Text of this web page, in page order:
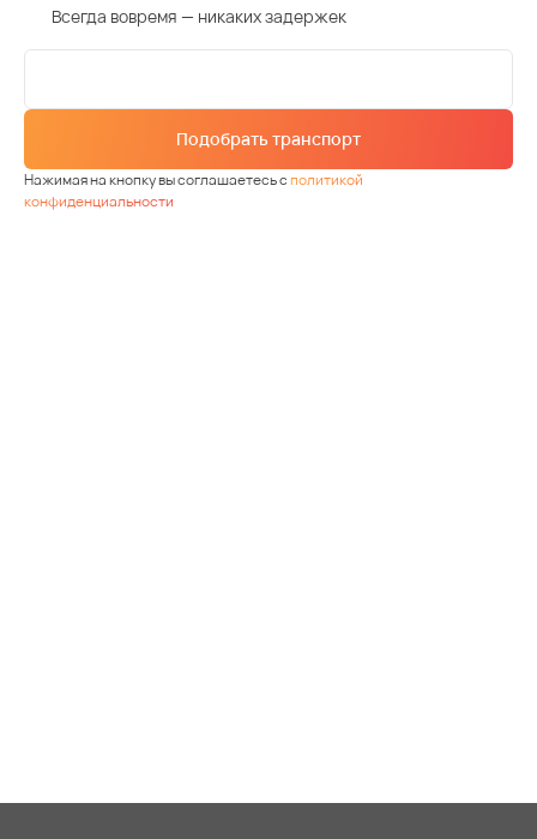
Всегда вовремя — никаких задержек
Подобрать транспорт
Нажимая на кнопку вы соглашаетесь сполитикой
конфиденциальности